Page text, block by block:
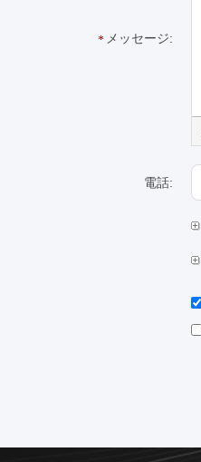
メッセージ:
電話: